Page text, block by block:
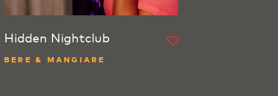
Hidden Nightclub
BERE & MANGIARE